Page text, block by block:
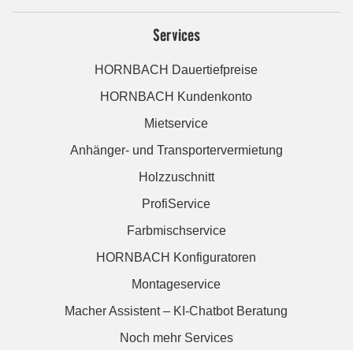
Services
HORNBACH Dauertiefpreise
HORNBACH Kundenkonto
Mietservice
Anhänger- und Transportervermietung
Holzzuschnitt
ProfiService
Farbmischservice
HORNBACH Konfiguratoren
Montageservice
Macher Assistent – KI-Chatbot Beratung
Noch mehr Services